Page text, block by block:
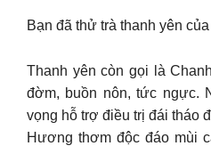
Bạn đã thử trà thanh yên
Thanh yên còn gọi là
đờm, buồn nôn, tức ngực.
vọng hỗ trợ điều trị đái tháo
Hương thơm độc đáo mùi